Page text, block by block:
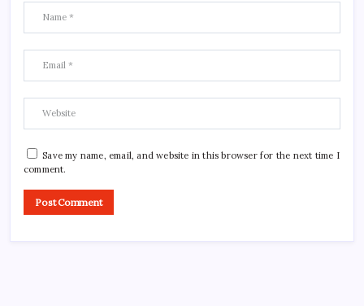
Save my name, email, and website in this browser for the next time I
comment.